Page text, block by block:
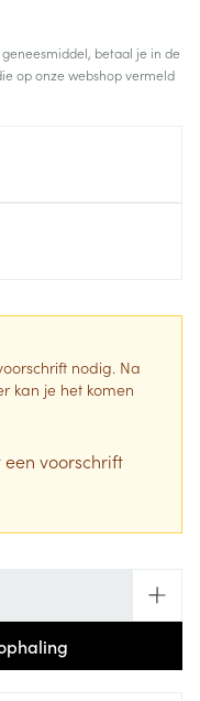
betaal je in de
op onze webshop vermeld
nodig. Na
kan je het komen
voorschrift